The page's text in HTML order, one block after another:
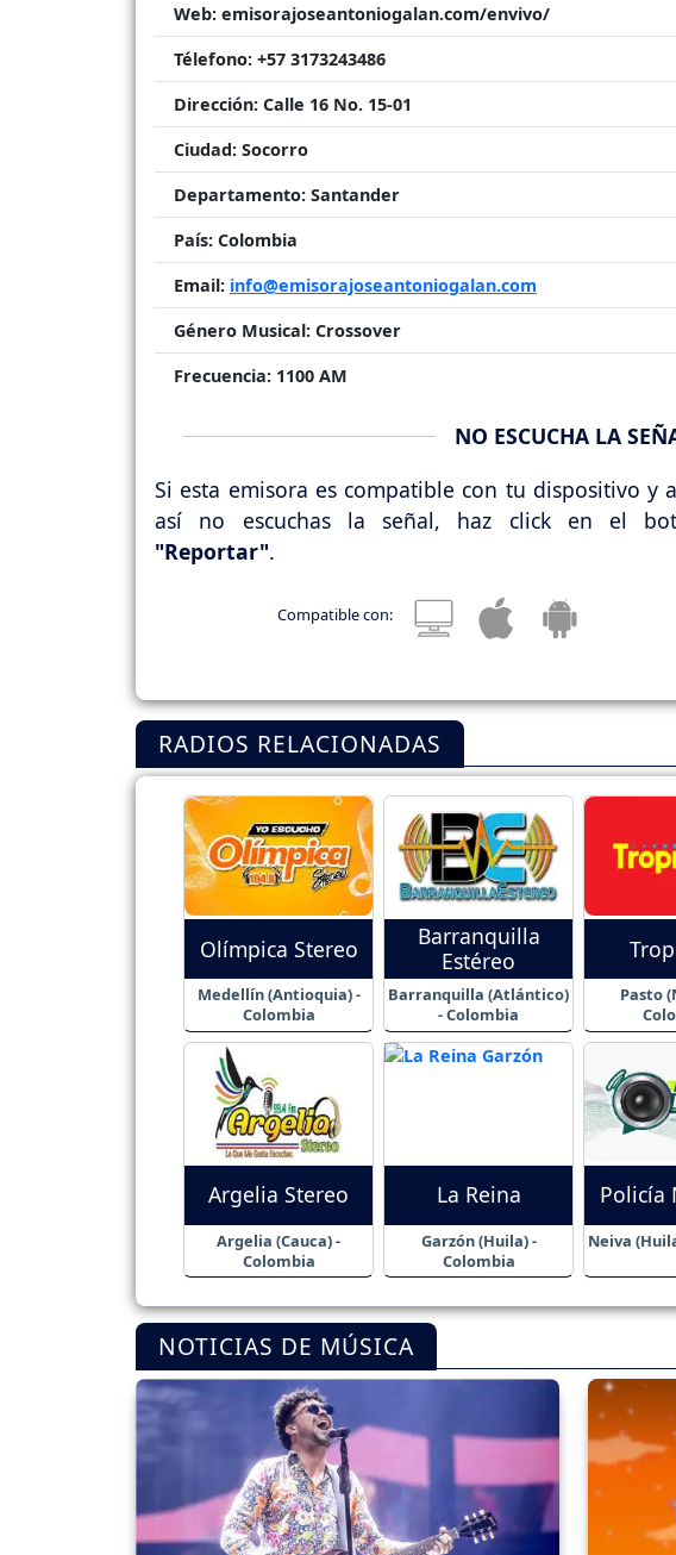
Web: emisorajoseantoniogalan.com/envivo/
Télefono: +57 3173243486
Dirección: Calle 16 No. 15-01
Ciudad: Socorro
Departamento: Santander
País: Colombia
Email: info@emisorajoseantoniogalan.com
Género Musical: Crossover
Frecuencia: 1100 AM
NO ESCUCHA LA
Si esta emisora es compatible con tu dispositivo y
así no escuchas la señal, haz click en el
"Reportar".
Compatible con:
RADIOS RELACIONADAS
Olímpica Stereo
Medellín (Antioquia) -
Colombia
Barranquilla
Estéreo
Barranquilla (Atlántico)
- Colombia
Pasto
Argelia Stereo
Argelia (Cauca) -
Colombia
La Reina
Garzón (Huila) -
Colombia
Policía
Neiva
NOTICIAS DE MÚSICA